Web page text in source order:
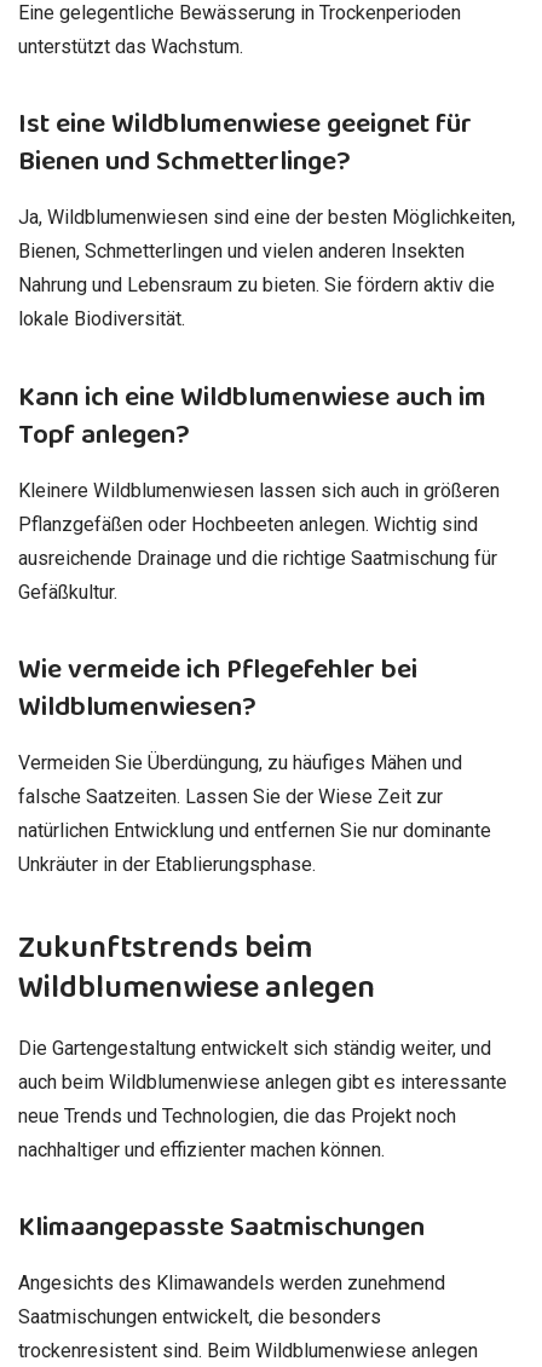
Eine gelegentliche Bewässerung in Trockenperioden
unterstützt das Wachstum.
Ist eine Wildblumenwiese geeignet für
Bienen und Schmetterlinge?
Ja, Wildblumenwiesen sind eine der besten Möglichkeiten,
Bienen, Schmetterlingen und vielen anderen Insekten
Nahrung und Lebensraum zu bieten. Sie fördern aktiv die
lokale Biodiversität.
Kann ich eine Wildblumenwiese auch im
Topf anlegen?
Kleinere Wildblumenwiesen lassen sich auch in größeren
Pflanzgefäßen oder Hochbeeten anlegen. Wichtig sind
ausreichende Drainage und die richtige Saatmischung für
Gefäßkultur.
Wie vermeide ich Pflegefehler bei
Wildblumenwiesen?
Vermeiden Sie Überdüngung, zu häufiges Mähen und
falsche Saatzeiten. Lassen Sie der Wiese Zeit zur
natürlichen Entwicklung und entfernen Sie nur dominante
Unkräuter in der Etablierungsphase.
Zukunftstrends beim
Wildblumenwiese anlegen
Die Gartengestaltung entwickelt sich ständig weiter, und
auch beim Wildblumenwiese anlegen gibt es interessante
neue Trends und Technologien, die das Projekt noch
nachhaltiger und effizienter machen können.
Klimaangepasste Saatmischungen
Angesichts des Klimawandels werden zunehmend
Saatmischungen entwickelt, die besonders
trockenresistent sind. Beim Wildblumenwiese anlegen